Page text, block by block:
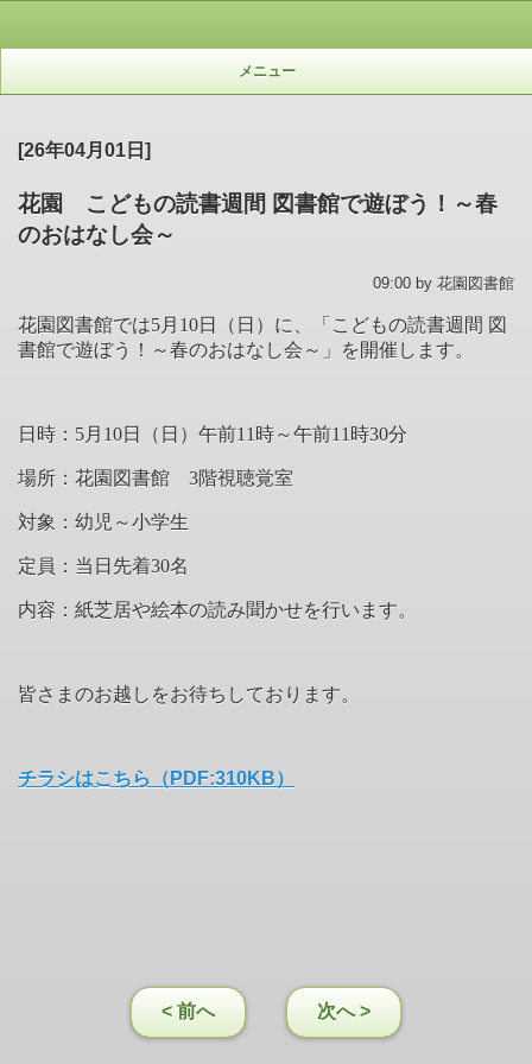
メニュー
[26年04月01日]
花園 こどもの読書週間 図書館で遊ぼう！～春
のおはなし会～
09:00 by 花園図書館
花園図書館では5月10日（日）に、「 こどもの読書週間 図
書館で遊ぼう！～春のおはなし会～ 」を開催します。
日時：5月10日（日）午前11時～午前11時30分
場所：花園図書館 3階視聴覚室
対象： 幼児～小学生
定員：当日先着30名
内容：紙芝居や絵本の読み聞かせを行います。
皆さまのお越しをお待ちしております。
チラシはこちら（PDF:310KB）
< 前へ 次へ >